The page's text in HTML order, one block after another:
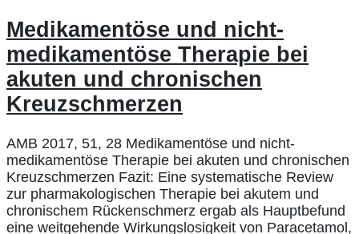
Medikamentöse und nicht-
medikamentöse Therapie bei
akuten und chronischen
Kreuzschmerzen
AMB 2017, 51, 28 Medikamentöse und nicht-
medikamentöse Therapie bei akuten und chronischen
Kreuzschmerzen Fazit: Eine systematische Review
zur pharmakologischen Therapie bei akutem und
chronischem Rückenschmerz ergab als Hauptbefund
eine weitgehende Wirkungslosigkeit von Paracetamol,